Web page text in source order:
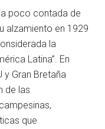
poco contada de
alzamiento en 1929
la
Latina”. En
y Gran Bretaña
de las
que